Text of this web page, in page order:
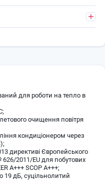
для роботи на тепло в
очищення повітря
кондиціонером через
директиві Європейського
2011/EU для побутових
A+++ SCOP A+++;
19 дБ, суцільнолитий